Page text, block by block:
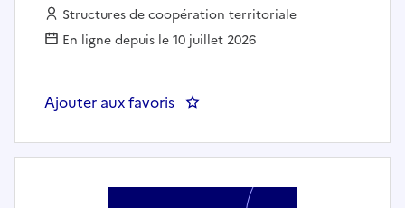
Employeur :
Structures de coopération territoriale
En ligne depuis le 10 juillet 2026
Ajouter aux favoris : Consultant Qualité Process F/